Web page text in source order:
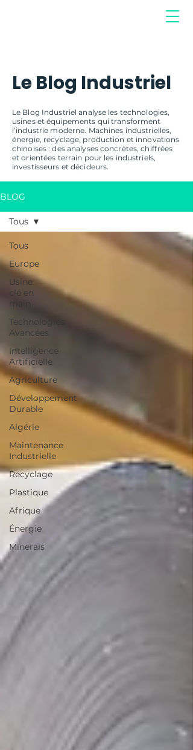
Le Blog Industriel
Le Blog Industriel analyse les technologies,
usines et équipements qui transforment
l’industrie moderne. Machines industrielles,
énergie, recyclage, production et innovations
chinoises : des analyses concrètes, chiffrées
et orientées terrain pour les industriels,
investisseurs et décideurs.
BLOG
Tous
Europe
Usine
clé en
main
Technologies
Avancées
Intelligence
Artificielle
Agriculture
Développement
Durable
Algérie
Maintenance
Industrielle
Recyclage
Plastique
Afrique
Énergie
Minerais
Tous